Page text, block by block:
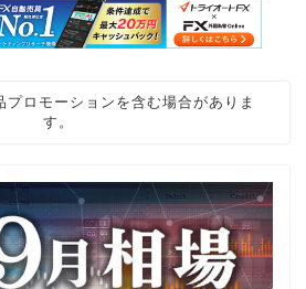
プロモーションを含む場合がありま
す。